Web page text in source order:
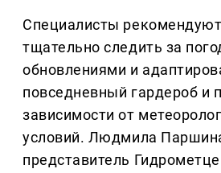
Специалисты
тщательно следить за
обновлениями и
повседневный гардероб и
зависимости от
условий. Людмила
представитель